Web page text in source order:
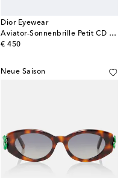
Dior Eyewear
Aviator-Sonnenbrille Petit CD A1U
€ 450
original price
Neue Saison